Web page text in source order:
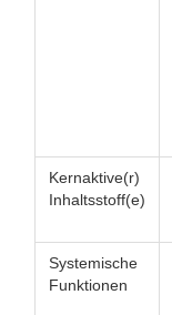
Kernaktive(r)
Inhaltsstoff(e)
Systemische
Funktionen